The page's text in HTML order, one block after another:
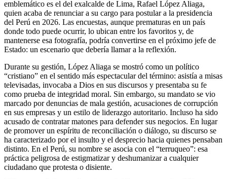
emblemático es el del exalcalde de Lima, Rafael López Aliaga,
quien acaba de renunciar a su cargo para postular a la presidencia
del Perú en 2026. Las encuestas, aunque prematuras en un país
donde todo puede ocurrir, lo ubican entre los favoritos y, de
mantenerse esa fotografía, podría convertirse en el próximo jefe de
Estado: un escenario que debería llamar a la reflexión.
Durante su gestión, López Aliaga se mostró como un político
“cristiano” en el sentido más espectacular del término: asistía a misas
televisadas, invocaba a Dios en sus discursos y presentaba su fe
como prueba de integridad moral. Sin embargo, su mandato se vio
marcado por denuncias de mala gestión, acusaciones de corrupción
en sus empresas y un estilo de liderazgo autoritario. Incluso ha sido
acusado de contratar matones para defender sus negocios. En lugar
de promover un espíritu de reconciliación o diálogo, su discurso se
ha caracterizado por el insulto y el desprecio hacia quienes pensaban
distinto. En el Perú, su nombre se asocia con el “terruqueo”: esa
práctica peligrosa de estigmatizar y deshumanizar a cualquier
ciudadano que protesta o disiente.